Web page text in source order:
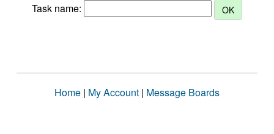
Task name:
Home | My Account | Message Boards